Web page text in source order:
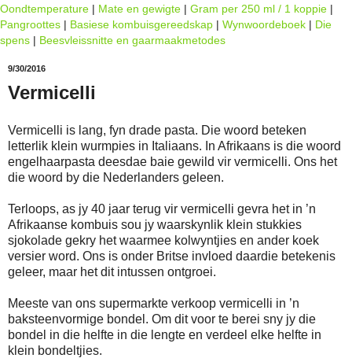
Oondtemperature | Mate en gewigte | Gram per 250 ml / 1 koppie |
Pangroottes | Basiese kombuisgereedskap | Wynwoordeboek | Die
spens | Beesvleissnitte en gaarmaakmetodes
9/30/2016
Vermicelli
Vermicelli is lang, fyn drade pasta. Die woord beteken
letterlik klein wurmpies in Italiaans. In Afrikaans is die woord
engelhaarpasta deesdae baie gewild vir vermicelli. Ons het
die woord by die Nederlanders geleen.
Terloops, as jy 40 jaar terug vir vermicelli gevra het in ’n
Afrikaanse kombuis sou jy waarskynlik klein stukkies
sjokolade gekry het waarmee kolwyntjies en ander koek
versier word. Ons is onder Britse invloed daardie betekenis
geleer, maar het dit intussen ontgroei.
Meeste van ons supermarkte verkoop vermicelli in ’n
baksteenvormige bondel. Om dit voor te berei sny jy die
bondel in die helfte in die lengte en verdeel elke helfte in
klein bondeltjies.